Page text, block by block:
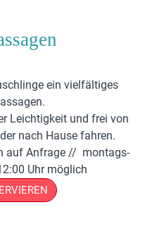
ein vielfältiges
Leichtigkeit und frei von
nach Hause fahren.
auf Anfrage // montags-
Uhr möglich